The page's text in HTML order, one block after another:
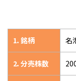
1．銘柄 名
2．分売株数